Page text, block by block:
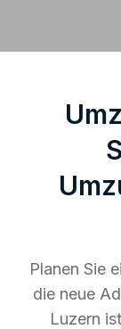
Planen Sie
die neue
Luzern ist